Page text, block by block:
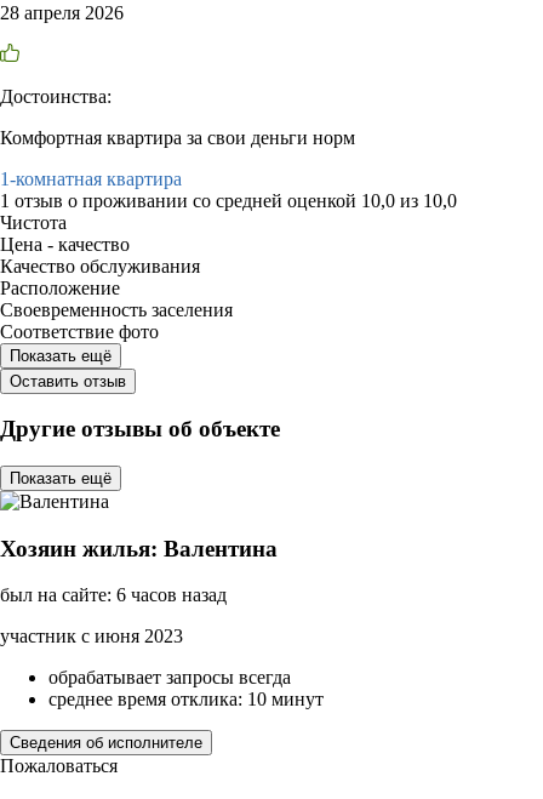
28 апреля 2026
Достоинства:
Комфортная квартира за свои деньги норм
1-комнатная квартира
1 отзыв о проживании со средней оценкой 10,0 из 10,0
Чистота
Цена - качество
Качество обслуживания
Расположение
Своевременность заселения
Соответствие фото
Показать ещё
Оставить отзыв
Другие отзывы об объекте
Показать ещё
Хозяин жилья: Валентина
был на сайте: 6 часов назад
участник с июня 2023
обрабатывает запросы всегда
среднее время отклика: 10 минут
Сведения об исполнителе
Пожаловаться